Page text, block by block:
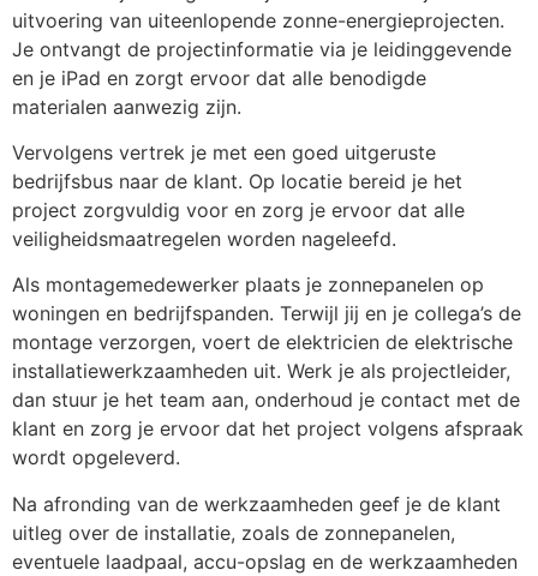
uitvoering van uiteenlopende zonne-energieprojecten.
Je ontvangt de projectinformatie via je leidinggevende
en je iPad en zorgt ervoor dat alle benodigde
materialen aanwezig zijn.
Vervolgens vertrek je met een goed uitgeruste
bedrijfsbus naar de klant. Op locatie bereid je het
project zorgvuldig voor en zorg je ervoor dat alle
veiligheidsmaatregelen worden nageleefd.
Als montagemedewerker plaats je zonnepanelen op
woningen en bedrijfspanden. Terwijl jij en je collega’s de
montage verzorgen, voert de elektricien de elektrische
installatiewerkzaamheden uit. Werk je als projectleider,
dan stuur je het team aan, onderhoud je contact met de
klant en zorg je ervoor dat het project volgens afspraak
wordt opgeleverd.
Na afronding van de werkzaamheden geef je de klant
uitleg over de installatie, zoals de zonnepanelen,
eventuele laadpaal, accu-opslag en de werkzaamheden